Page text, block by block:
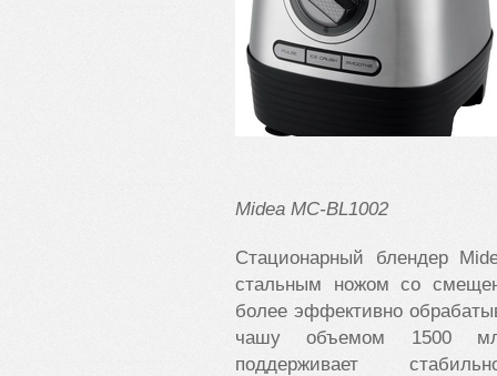
Midea MC-BL1002
Стационарный блендер
стальным ножом со
более эффективно
чашу объемом 1500 мл.
поддерживает